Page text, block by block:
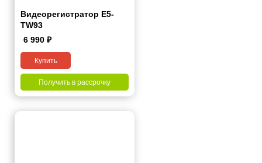
Видеорегистратор Е5-
ТW93
6 990 ₽
Купить
Получить в рассрочку